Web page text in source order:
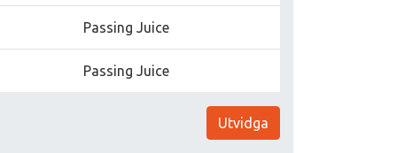
Passing Juice
Passing Juice
Utvidga